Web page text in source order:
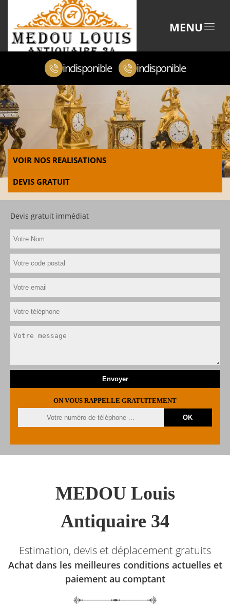
MENU
indisponible indisponible
VOIR NOS REALISATIONS
DEVIS GRATUIT
Devis gratuit immédiat
ON VOUS RAPPELLE GRATUITEMENT
MEDOU Louis
Antiquaire 34
Estimation, devis et déplacement gratuits
Achat dans les meilleures conditions actuelles et
paiement au comptant